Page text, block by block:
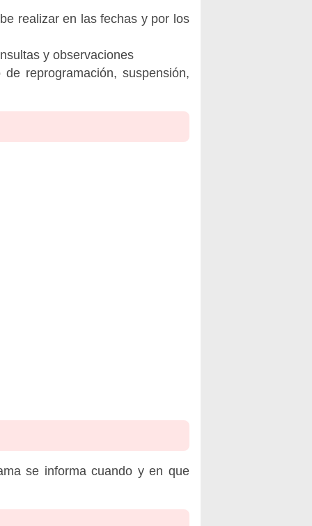
realizar en las fechas y por los
y observaciones
reprogramación, suspensión,
se informa cuando y en que